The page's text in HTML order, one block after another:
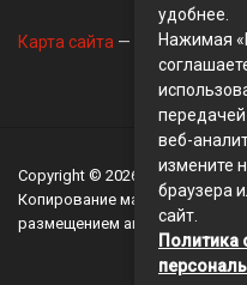
Карта сайта — Контакты—
Copyright © 2026 BusinessMix-
Копирование материалов
размещением активной
удобнее.
Нажимая
веб-
измените
браузера
сайт.
Политика